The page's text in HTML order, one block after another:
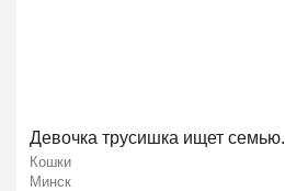
Девочка трусишка ищет семью.
Кошки
Минск